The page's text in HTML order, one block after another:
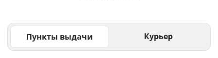
Пункты выдачи Курьер